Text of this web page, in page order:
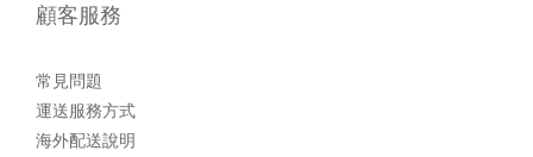
顧客服務
常見問題
運送服務方式
海外配送說明